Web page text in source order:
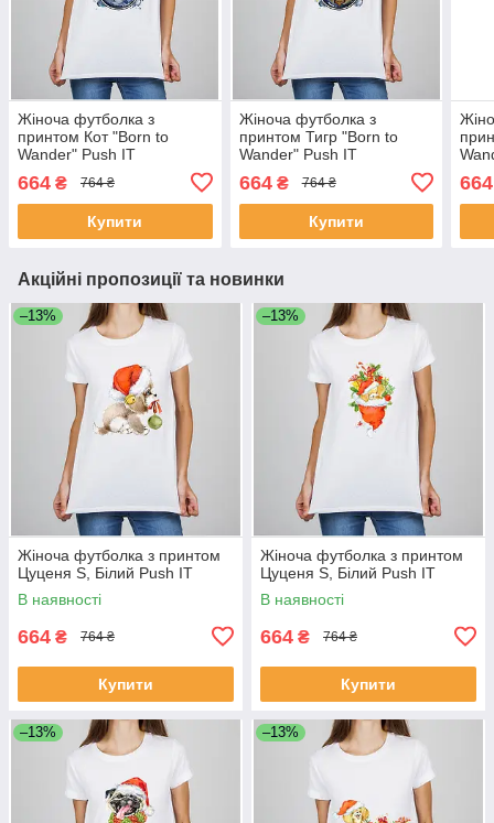
Жіноча футболка з
принтом Кот "Born to
Wander" Push IT
664 ₴ 764 ₴
Купити
Жіноча футболка з
принтом Тигр "Born to
Wander" Push IT
664₴ 764 ₴
Купити
664
Акційні пропозиції та новинки
–13%
Жіноча футболка з принтом
Цуценя S, Білий Push IT
В наявності
664 ₴ 764 ₴
Купити
–13%
Жіноча футболка з принтом
Цуценя S, Білий Push IT
В наявності
664 ₴ 764 ₴
Купити
–13% –13%